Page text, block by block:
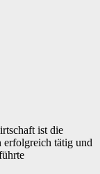
ist die
erfolgreich tätig und